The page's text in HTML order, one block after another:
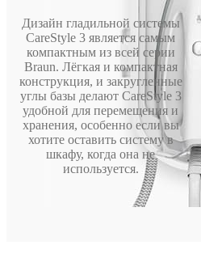
Дизайн гладильной системы
CareStyle 3 является самым
компактным из всей серии
Braun. Лёгкая и компактная
конструкция, и закругленные
углы базы делают CareStyle 3
удобной для перемещения и
хранения, особенно если вы
хотите оставить систему в
шкафу, когда она не
используется.